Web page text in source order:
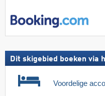
Dit skigebied boeken via
Voordelige